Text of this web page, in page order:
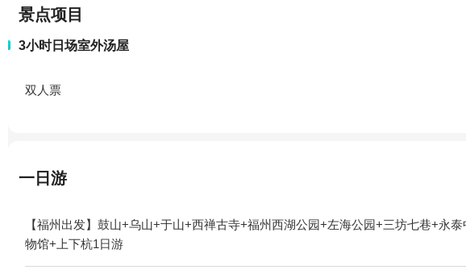
景点项目
3小时日场室外汤屋
双人票
一日游
【福州出发】鼓山+乌山+于山+西禅古寺+福州西湖公园+左海公园+三坊七巷+
物馆+上下杭1日游